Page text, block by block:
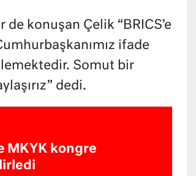
de konuşan Çelik “BRICS’e
ifade
Somut bir
dedi.
MKYK kongre